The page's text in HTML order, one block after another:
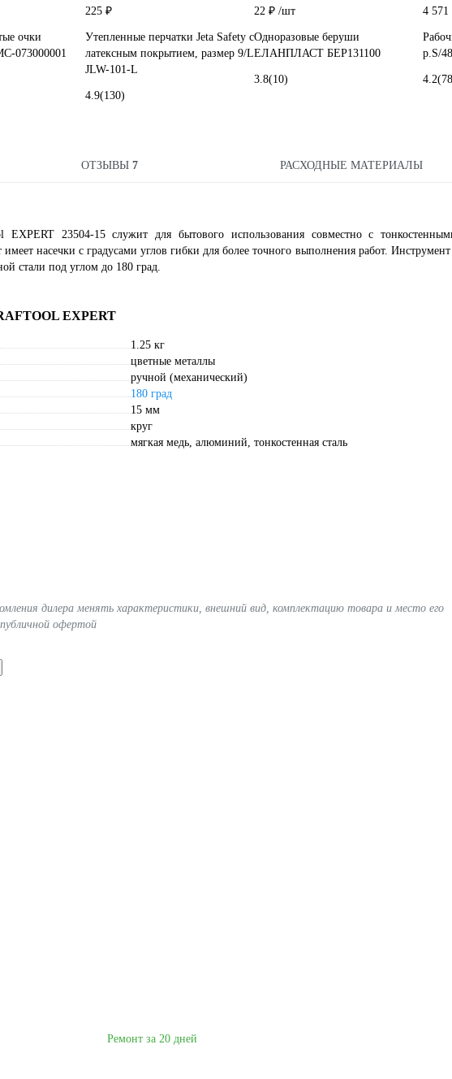
очки
073000001
225 ₽
Утепленные перчатки Jeta Safety с
латексным покрытием, размер 9/L
JLW-101-L
4.9(130)
22 ₽ /шт
Одноразовые беруши
ЕЛАНПЛАСТ БЕР131100
3.8(10)
4 571
p.S/
4.2
ОТЗЫВЫ 7 РАСХОДНЫЕ МАТЕРИАЛЫ
23504-15 служит для бытового использования совместно с
насечки с градусами углов гибки для более точного выполнения работ.
стали под углом до 180 град.
EXPERT
1.25 кг
цветные металлы
ручной (механический)
180 град
15 мм
круг
мягкая медь, алюминий, тонкостенная сталь
дилера менять характеристики, внешний вид, комплектацию товара и место его
офертой
Ремонт за 20 дней